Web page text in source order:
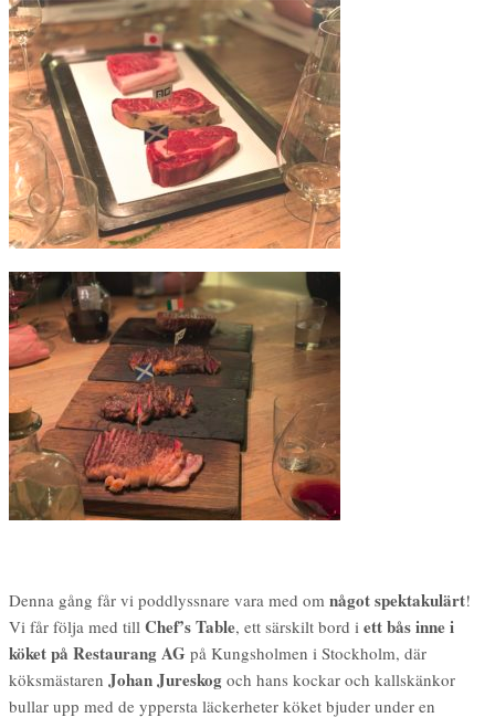
Denna gång får vi poddlyssnare vara med om någotspektakulärt!
Vi får följa med till Chef’s Table, ett särskilt bord i ett bås inne i
köket på Restaurang AG på Kungsholmen i Stockholm, där
köksmästaren Johan Jureskog och hans kockar och kallskänkor
bullar upp med de yppersta läckerheter köket bjuder under en